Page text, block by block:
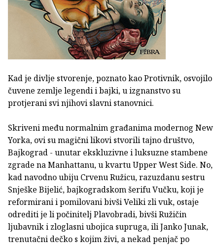
Kad je divlje stvorenje, poznato kao Protivnik, osvojilo
čuvene zemlje legendi i bajki, u izgnanstvo su
protjerani svi njihovi slavni stanovnici.
Skriveni među normalnim građanima modernog New
Yorka, ovi su magični likovi stvorili tajno društvo,
Bajkograd - unutar ekskluzivne i luksuzne stambene
zgrade na Manhattanu, u kvartu Upper West Side. No,
kad navodno ubiju Crvenu Ružicu, razuzdanu sestru
Snješke Bijelić, bajkogradskom šerifu Vučku, koji je
reformirani i pomilovani bivši Veliki zli vuk, ostaje
odrediti je li počinitelj Plavobradi, bivši Ružičin
ljubavnik i zloglasni ubojica supruga, ili Janko Junak,
trenutačni dečko s kojim živi, a nekad penjač po